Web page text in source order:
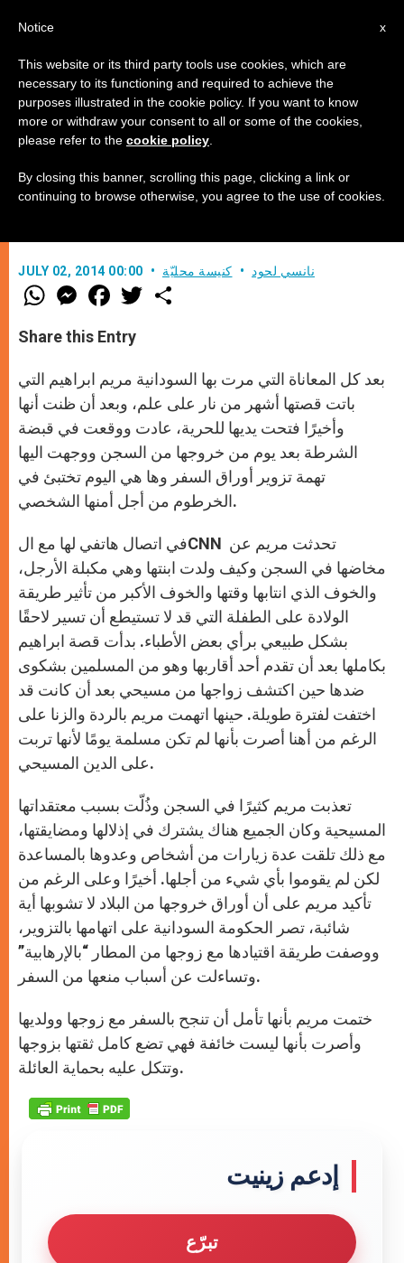
الى أين ستؤول قضية مريم ابراهيم
هذه المرة؟
JULY 02, 2014 00:00 نانسي لحود كنيسة محليّة
W
h
t
s
p
M
e
s
e
e
r
F
a
e
b
k
w
r
Share this Entry
بعد كل المعاناة التي مرت بها السودانية مريم ابراهيم التي
باتت قصتها أشهر من نار على علم، وبعد أن ظنت أنها
وأخيرًا فتحت يديها للحرية، عادت ووقعت في قبضة
الشرطة بعد يوم من خروجها من السجن ووجهت اليها
تهمة تزوير أوراق السفر وها هي اليوم تختبئ في
الخرطوم من أجل أمنها الشخصي.
في اتصال هاتفي لها مع الCNN تحدثت مريم عن
مخاضها في السجن وكيف ولدت ابنتها وهي مكبلة الأرجل،
والخوف الذي انتابها وقتها والخوف الأكبر من تأثير طريقة
الولادة على الطفلة التي قد لا تستيطع أن تسير لاحقًا
بشكل طبيعي برأي بعض الأطباء. بدأت قصة ابراهيم
بكاملها بعد أن تقدم أحد أقاربها وهو من المسلمين بشكوى
ضدها حين اكتشف زواجها من مسيحي بعد أن كانت قد
اختفت لفترة طويلة. حينها اتهمت مريم بالردة والزنا على
الرغم من أهنا أصرت بأنها لم تكن مسلمة يومًا لأنها تربت
على الدين المسيحي.
تعذبت مريم كثيرًا في السجن وذُلّت بسبب معتقداتها
المسيحية وكان الجميع هناك يشترك في إذلالها ومضايقتها،
مع ذلك تلقت عدة زيارات من أشخاص وعدوها بالمساعدة
لكن لم يقوموا بأي شيء من أجلها. أخيرًا وعلى الرغم من
تأكيد مريم على أن أوراق خروجها من البلاد لا تشوبها أية
شائبة، تصر الحكومة السودانية على اتهامها بالتزوير،
ووصفت طريقة اقتيادها مع زوجها من المطار “بالإرهابية”
وتساءلت عن أسباب منعها من السفر.
ختمت مريم بأنها تأمل أن تنجح بالسفر مع زوجها وولديها
وأصرت بأنها ليست خائفة فهي تضع كامل ثقتها بزوجها
وتتكل عليه بحماية العائلة.
إدعم زينيت
تبرّع
x
Notice
This website or its third party tools use cookies, which are
necessary to its functioning and required to achieve the
purposes illustrated in the cookie policy. If you want to know
more or withdraw your consent to all or some of the cookies,
please refer to the cookie policy
By closing this banner, scrolling this page, clicking a link or
continuing to browse otherwise, you agree to the use of cookies.